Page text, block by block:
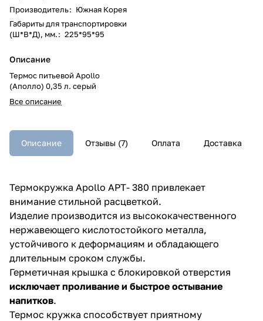
Производитель: Южная Корея
Габариты для транспортировки
(Ш*В*Д), мм.: 225*95*95
Описание
Термос питьевой Apollo
(Аполло) 0,35 л. серый
Все описание
Описание Отзывы (7) Оплата Доставка
Термокружка Apollo APT- 380 привлекает
внимание стильной расцветкой.
Изделие производится из высококачественного
нержавеющего кислотостойкого металла,
устойчивого к деформациям и обладающего
длительным сроком службы.
Герметичная крышка с блокировкой отверстия
исключает проливание и быстрое остывание
напитков.
Термос кружка способствует приятному